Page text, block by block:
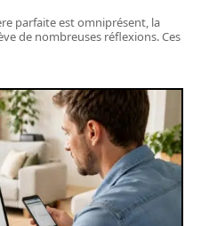
parfaite est omniprésent, la
de nombreuses réflexions. Ces